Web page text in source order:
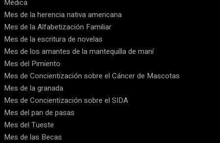
Médica
Mes de la herencia nativa americana
Mes de la Alfabetización Familiar
Mes de la escritura de novelas
Mes de los amantes de la mantequilla de maní
Mes del Pimiento
Mes de Concientización sobre el Cáncer de Mascotas
Mes de la granada
Mes de Concientización sobre el SIDA
Mes del pan de pasas
Mes del Tueste
Mes de las Becas